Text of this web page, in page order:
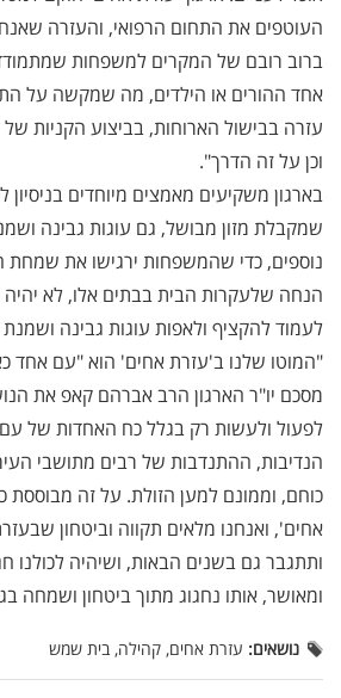
העוטפים את התחום הרפואי, והעזרה
ברוב רובם של המקרים למשפחות
אחד ההורים או הילדים, מה שמקשה על
עזרה בבישול הארוחות, בביצוע הקניות
וכן על זה הדרך".
בארגון משקיעים מאמצים מיוחדים
שמקבלת מזון מבושל, גם עוגות גבינה
נוספים, כדי שהמשפחות ירגישו את שמחת
הנחה שלעקרות הבית בבתים אלו, לא יהיה
לעמוד להקציף ולאפות עוגות גבינה
"המוטו שלנו ב'עזרת אחים' הוא "עם אחד
מסכם יו"ר הארגון הרב אברהם קאפ את
לפעול ולעשות רק בגלל כח האחדות של
הנדיבות, ההתנדבות של רבים מתושבי
כוחם, וממונם למען הזולת. על זה
אחים', ואנחנו מלאים תקווה וביטחון
ותתגבר גם בשנים הבאות, ושיהיה לכולנו
ומאושר, אותו נחגוג מתוך ביטחון
נושאים: עזרת אחים, קהילה, בית שמש